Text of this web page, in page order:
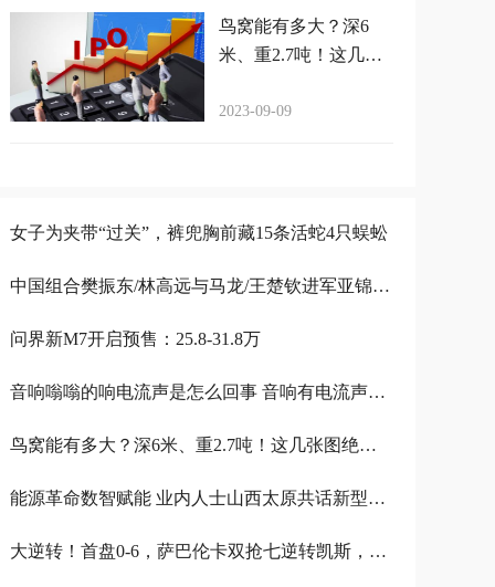
鸟窝能有多大？深6
米、重2.7吨！这几张
2023-09-09
女子为夹带“过关”，裤兜胸前藏15条活蛇4只蜈蚣
中国组合樊振东/林高远与马龙/王楚钦进军亚锦赛男双决赛，实力碾压韩国组合
问界新M7开启预售：25.8-31.8万
音响嗡嗡的响电流声是怎么回事 音响有电流声嗡嗡嗡嗡
鸟窝能有多大？深6米、重2.7吨！这几张图绝对震撼你
能源革命数智赋能 业内人士山西太原共话新型能源体系建设
大逆转！首盘0-6，萨巴伦卡双抢七逆转凯斯，晋级美网决赛